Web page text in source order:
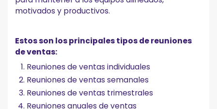
motivados y productivos.
Estos son los principales tipos de reuniones
de ventas:
Reuniones de ventas individuales
Reuniones de ventas semanales
Reuniones de ventas trimestrales
Reuniones anuales de ventas